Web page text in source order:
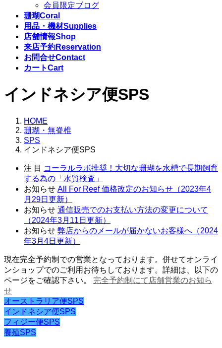
会員限定ブログ
珊瑚Coral
用品・機材Supplies
店舗情報Shop
来店予約Reservation
お問合せContact
カートCart
インドネシア便SPS
HOME
珊瑚・無脊椎
SPS
インドネシア便SPS
注 目 コーラルラボ推奨！大切な珊瑚を水槽で長期飼育
する為の「水質検査」
お知らせ All For Reef 価格改定のお知らせ（2023年4
月29日更新）
お知らせ 通信販売でのお支払い方法の変更について
（2024年3月11日更新）
お知らせ 弊店からのメールが届かないお客様へ（2024
年3月4日更新）
現在完全予約制での営業となっております。併せてオンライ
ンショップでのご利用お待ちしております。詳細は、以下の
ページをご確認下さい。 完全予約制にて店舗営業のお知ら
せ
オーストラリア便SPS
インドネシア便SPS
フィジー便SPS
養殖SPS